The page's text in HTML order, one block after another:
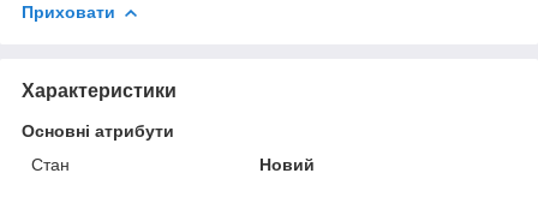
Приховати
Характеристики
Основні атрибути
Стан
Новий